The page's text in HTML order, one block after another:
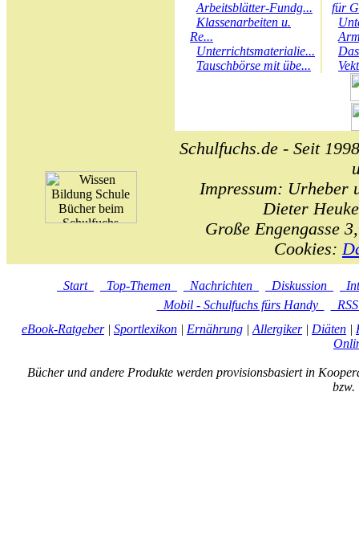
Arbeitsblätter-Fundg...
Klassenarbeiten u.
Re...
Unterrichtsmaterialie...
Tauschbörse mit übe...
für
Schulfuchs.de - Seit
Impressum: Urheber
Dieter
Große Engengasse
Cookies:
Start Top-Themen Nachrichten Diskussion
Mobil - Schulfuchs fürs Handy
eBook-Ratgeber| Sportlexikon | Ernährung | Allergiker| Diäten |
Bücher und andere Produkte werden provisionsbasiert in
bzw.